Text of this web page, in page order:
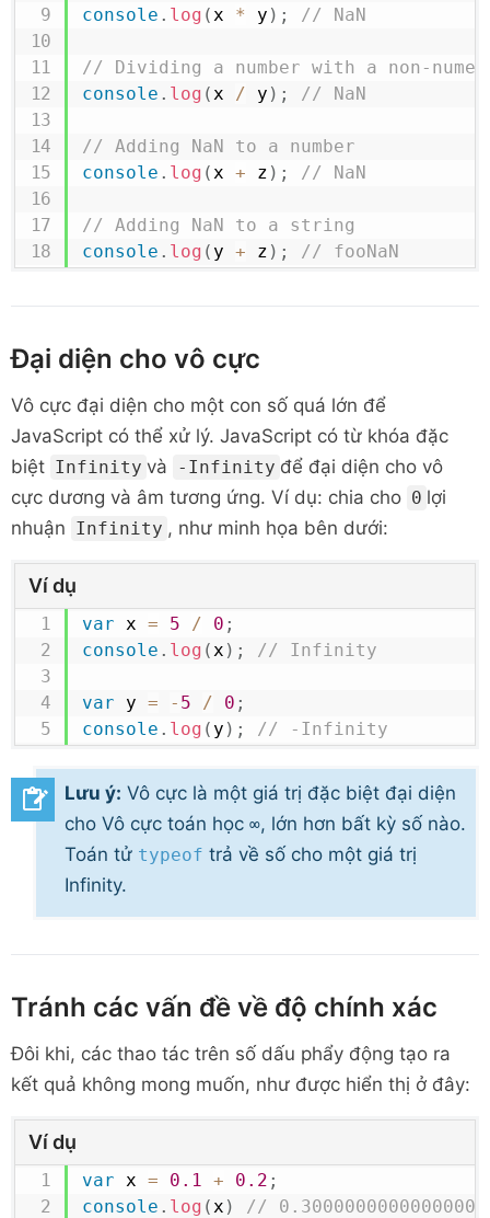
console . log (x * y ) ; // NaN
// Dividing a number with a non-
console . log (x / y ) ; // NaN
// Adding NaN to a number
console . log (x + z ) ; // NaN
// Adding NaN to a string
console . log ( y + z ) ; // fooNaN
Đại diện cho vô cực
Vô cực đại diện cho một con số quá lớn để
JavaScript có thể xử lý. JavaScript có từ khóa đặc
biệt Infinity và -Infinity để đại diện cho vô
cực dương và âm tương ứng. Ví dụ: chia cho 0 lợi
nhuận Infinity , như minh họa bên dưới:
Ví dụ
var x = 5 / 0 ;
console . log (x ) ; // Infinity
var y = - 5 / 0 ;
console . log ( y ) ; // -Infinity
Lưu ý: Vô cực là một giá trị đặc biệt đại diện
cho Vô cực toán học ∞, lớn hơn bất kỳ số nào.
Toán tử typeof trả về số cho một giá trị
Infinity.
Tránh các vấn đề về độ chính xác
Đôi khi, các thao tác trên số dấu phẩy động tạo ra
kết quả không mong muốn, như được hiển thị ở đây:
Ví dụ
var x = 0.1 + 0.2 ;
console . log (x ) // 0.30000000000000004